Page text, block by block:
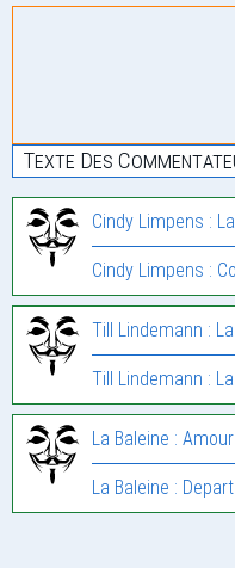
Texte Des
Cindy Limpens :
Cindy Limpens :
Till Lindemann :
Till Lindemann :
La Baleine : Amour
La Baleine : Depart